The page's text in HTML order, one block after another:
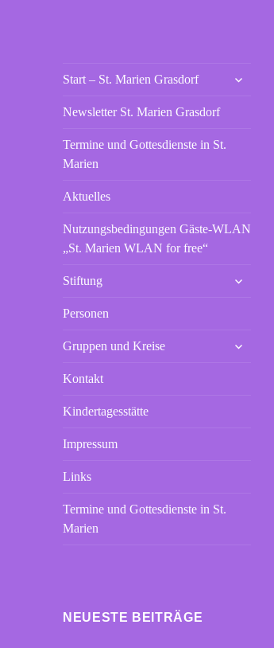
St. Marien
Grasdorf
Die neue Webseite der St
Start – St. Marien Grasdorf
anzeigen
Newsletter St. Marien Grasdorf
Termine und Gottesdienste in St.
Marien
Aktuelles
Nutzungsbedingungen Gäste-WLAN
„St. Marien WLAN for free“
Stiftung
anzeigen
Personen
Gruppen und Kreise
anzeigen
Kontakt
Kindertagesstätte
Impressum
Links
Termine und Gottesdienste in St.
Marien
NEUESTE BEITRÄGE